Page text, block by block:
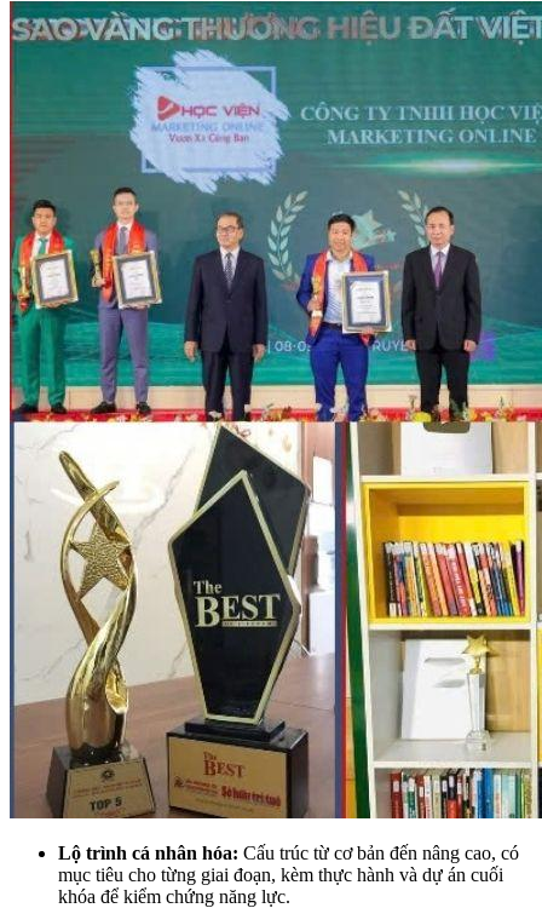
Lộ trình cá nhân hóa: Cấu trúc từ cơ bản đến nâng cao, có
mục tiêu cho từng giai đoạn, kèm thực hành và dự án cuối
khóa để kiểm chứng năng lực.